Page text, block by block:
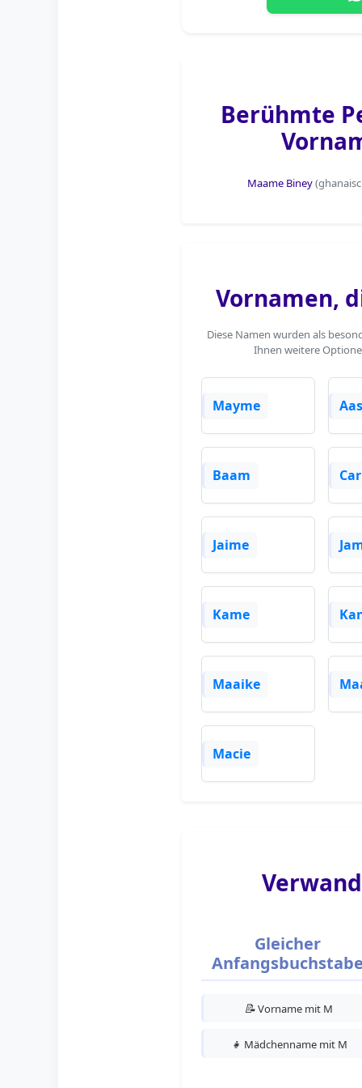
Berühmte
Maame Biney
Vornamen,
Diese Namen wurden als
Ihnen weitere
Mayme
Baam
Jaime
Kame
Maaike
Macie
Gleicher
📝Vorname mit M
👧 Mädchenname mit M